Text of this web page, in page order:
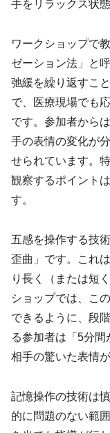
手をリラックス状
ワークショップで
ゼーション法」と
弛緩を繰り返すこ
で、医療現場でも
です。参加者から
手の表情の変化が
せられています。
観察するポイント
す。
五感を操作する技
歪曲」です。これ
り長く（または短
ショップでは、こ
できるように、段
る参加者は「5分間
相手の驚いた表情
記憶操作の技術は
的に問題のない範